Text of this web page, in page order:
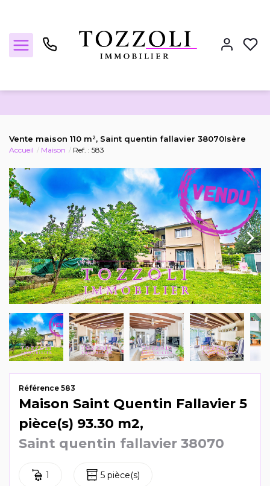
Estimez votre bien
Locations
Notre agence
Mag & actus
Contactez-nous
Vente maison 110 m², Saint quentin fallavier 38070Isère
Accueil Maison Ref. : 583
Référence 583
Maison Saint Quentin Fallavier 5
pièce(s) 93.30 m2,
Saint quentin fallavier 38070
1 5 pièce(s)